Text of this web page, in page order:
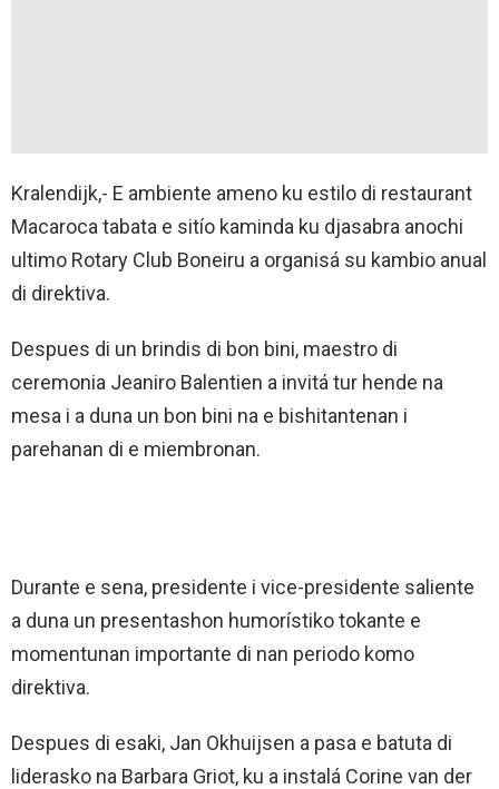
Kralendijk,- E ambiente ameno ku estilo di restaurant
Macaroca tabata e sitío kaminda ku djasabra anochi
ultimo Rotary Club Boneiru a organisá su kambio anual
di direktiva.
Despues di un brindis di bon bini, maestro di
ceremonia Jeaniro Balentien a invitá tur hende na
mesa i a duna un bon bini na e bishitantenan i
parehanan di e miembronan.
Durante e sena, presidente i vice-presidente saliente
a duna un presentashon humorístiko tokante e
momentunan importante di nan periodo komo
direktiva.
Despues di esaki, Jan Okhuijsen a pasa e batuta di
liderasko na Barbara Griot, ku a instalá Corine van der